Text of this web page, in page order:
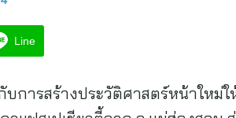
Line
การสร้างประวัติศาสตร์หน้าใหม่